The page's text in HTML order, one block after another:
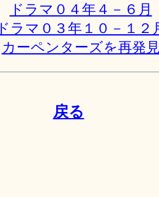
ドラマ０４年４－６月
ドラマ０３年１０－１２
カーペンターズを再発
戻る